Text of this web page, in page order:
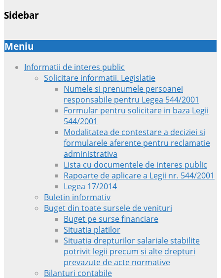
Sidebar
Meniu
Informatii de interes public
Solicitare informatii. Legislatie
Numele si prenumele persoanei
responsabile pentru Legea 544/2001
Formular pentru solicitare in baza Legii
544/2001
Modalitatea de contestare a deciziei si
formularele aferente pentru reclamatie
administrativa
Lista cu documentele de interes public
Rapoarte de aplicare a Legii nr. 544/2001
Legea 17/2014
Buletin informativ
Buget din toate sursele de venituri
Buget pe surse financiare
Situatia platilor
Situatia drepturilor salariale stabilite
potrivit legii precum si alte drepturi
prevazute de acte normative
Bilanturi contabile